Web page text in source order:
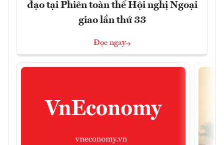
đạo tại Phiên toàn thể Hội nghị Ngoại
giao lần thứ 33
Đọc ngay